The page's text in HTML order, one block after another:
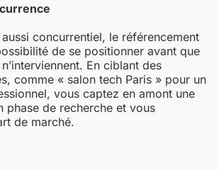
concurrentiel, le référencement
de se positionner avant que
En ciblant des
comme « salon tech Paris » pour un
vous captez en amont une
phase de recherche et vous
de marché.